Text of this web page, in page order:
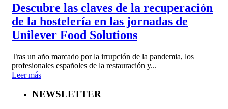
Descubre las claves de la recuperación
de la hostelería en las jornadas de
Unilever Food Solutions
Tras un año marcado por la irrupción de la pandemia, los
profesionales españoles de la restauración y...
Leer más
NEWSLETTER